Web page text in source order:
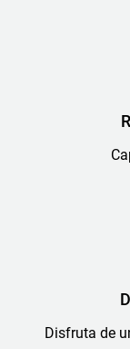
Disfruta de